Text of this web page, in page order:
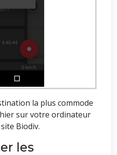
la plus commode
sur votre ordinateur
Biodiv.
les